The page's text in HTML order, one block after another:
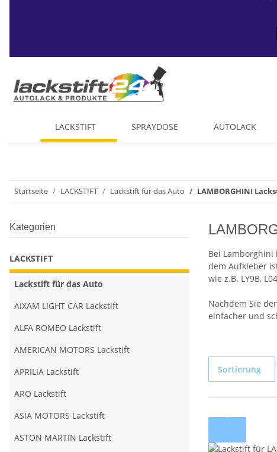
LACKSTIFT SPRAYDOSE AUTOLACK
Startseite LACKSTIFT Lackstift für das Auto LAMBORGHINI
Bei
dem Aufkleber
wie z.B. LY9B,
Nachdem Sie
einfacher und
Sortierung
Kategorien
LACKSTIFT
Lackstift für das Auto
AIXAM LIGHT CAR Lackstift
ALFA ROMEO Lackstift
AMERICAN MOTORS Lackstift
APRILIA Lackstift
ARO Lackstift
ASIA MOTORS Lackstift
ASTON MARTIN Lackstift